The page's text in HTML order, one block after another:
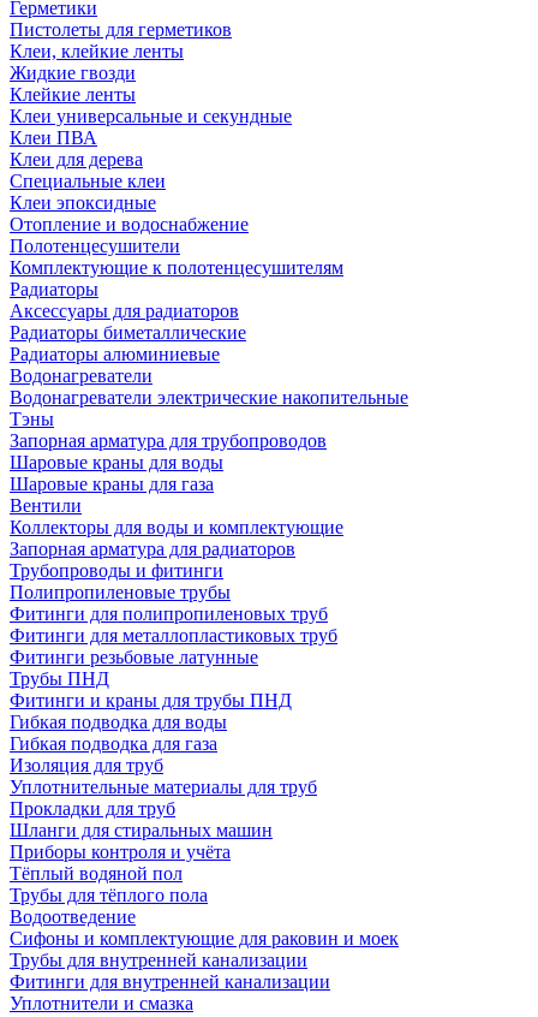
Герметики
Пистолеты для герметиков
Клеи, клейкие ленты
Жидкие гвозди
Клейкие ленты
Клеи универсальные и секундные
Клеи ПВА
Клеи для дерева
Специальные клеи
Клеи эпоксидные
Отопление и водоснабжение
Полотенцесушители
Комплектующие к полотенцесушителям
Радиаторы
Аксессуары для радиаторов
Радиаторы биметаллические
Радиаторы алюминиевые
Водонагреватели
Водонагреватели электрические накопительные
Тэны
Запорная арматура для трубопроводов
Шаровые краны для воды
Шаровые краны для газа
Вентили
Коллекторы для воды и комплектующие
Запорная арматура для радиаторов
Трубопроводы и фитинги
Полипропиленовые трубы
Фитинги для полипропиленовых труб
Фитинги для металлопластиковых труб
Фитинги резьбовые латунные
Трубы ПНД
Фитинги и краны для трубы ПНД
Гибкая подводка для воды
Гибкая подводка для газа
Изоляция для труб
Уплотнительные материалы для труб
Прокладки для труб
Шланги для стиральных машин
Приборы контроля и учёта
Тёплый водяной пол
Трубы для тёплого пола
Водоотведение
Сифоны и комплектующие для раковин и моек
Трубы для внутренней канализации
Фитинги для внутренней канализации
Уплотнители и смазка